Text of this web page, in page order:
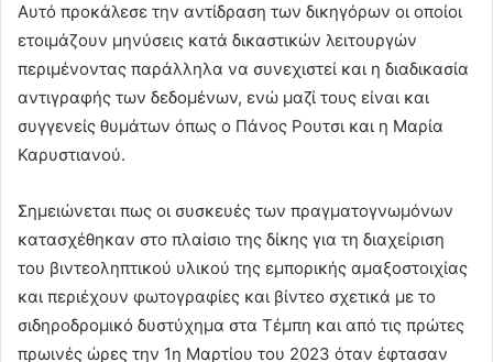
Αυτό προκάλεσε την αντίδραση των δικηγόρων οι οποίοι
ετοιμάζουν μηνύσεις κατά δικαστικών λειτουργών
περιμένοντας παράλληλα να συνεχιστεί και η διαδικασία
αντιγραφής των δεδομένων, ενώ μαζί τους είναι και
συγγενείς θυμάτων όπως ο Πάνος Ρουτσι και η Μαρία
Καρυστιανού.
Σημειώνεται πως οι συσκευές των πραγματογνωμόνων
κατασχέθηκαν στο πλαίσιο της δίκης για τη διαχείριση
του βιντεοληπτικού υλικού της εμπορικής αμαξοστοιχίας
και περιέχουν φωτογραφίες και βίντεο σχετικά με το
σιδηροδρομικό δυστύχημα στα Τέμπη και από τις πρώτες
πρωινές ώρες την 1η Μαρτίου του 2023 όταν έφτασαν